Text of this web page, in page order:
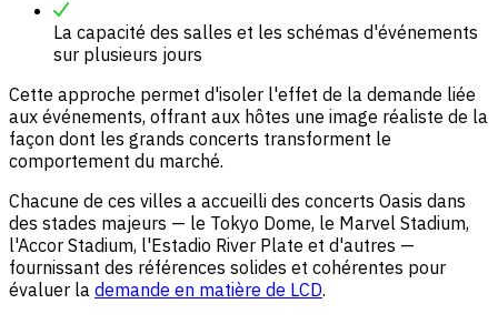
La capacité des salles et les schémas d'événements
sur plusieurs jours
Cette approche permet d'isoler l'effet de la demande liée
aux événements, offrant aux hôtes une image réaliste de la
façon dont les grands concerts transforment le
comportement du marché.
Chacune de ces villes a accueilli des concerts Oasis dans
des stades majeurs — le Tokyo Dome, le Marvel Stadium,
l'Accor Stadium, l'Estadio River Plate et d'autres —
fournissant des références solides et cohérentes pour
évaluer la demande en matière de LCD.